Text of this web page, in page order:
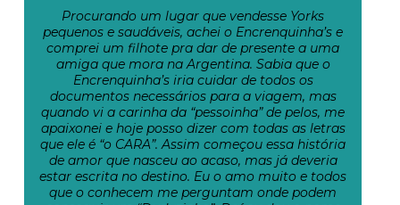
Procurando um lugar que vendesse Yorks
pequenos e saudáveis, achei o Encrenquinha’s e
comprei um filhote pra dar de presente a uma
amiga que mora na Argentina. Sabia que o
Encrenquinha’s iria cuidar de todos os
documentos necessários para a viagem, mas
quando vi a carinha da “pessoinha” de pelos, me
apaixonei e hoje posso dizer com todas as letras
que ele é “o CARA”. Assim começou essa história
de amor que nasceu ao acaso, mas já deveria
estar escrita no destino. Eu o amo muito e todos
que o conhecem me perguntam onde podem